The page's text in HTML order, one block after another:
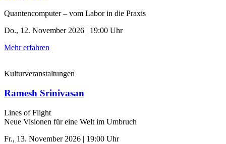
Quantencomputer – vom Labor in die Praxis
Do., 12. November 2026 | 19:00 Uhr
Mehr erfahren
Kulturveranstaltungen
Ramesh Srinivasan
Lines of Flight
Neue Visionen für eine Welt im Umbruch
Fr., 13. November 2026 | 19:00 Uhr